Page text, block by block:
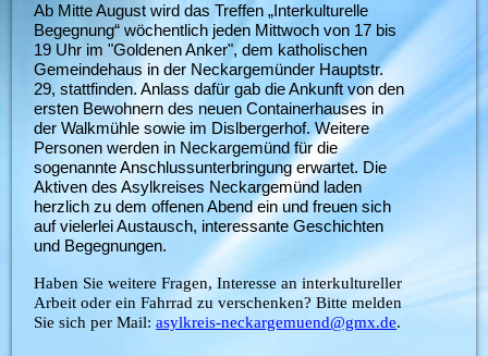
Ab Mitte August wird das Treffen „Interkulturelle
Begegnung“ wöchentlich jeden Mittwoch von 17 bis
19 Uhr im "Goldenen Anker", dem katholischen
Gemeindehaus in der Neckargemünder Hauptstr.
29, stattfinden. Anlass dafür gab die Ankunft von den
ersten Bewohnern des neuen Containerhauses in
der Walkmühle sowie im Dislbergerhof. Weitere
Personen werden in Neckargemünd für die
sogenannte Anschlussunterbringung erwartet. Die
Aktiven des Asylkreises Neckargemünd laden
herzlich zu dem offenen Abend ein und freuen sich
auf vielerlei Austausch, interessante Geschichten
und Begegnungen.
Haben Sie weitere Fragen, Interesse an interkultureller
Arbeit oder ein Fahrrad zu verschenken? Bitte melden
Sie sich per Mail:asylkreis-neckargemuend@gmx.de.